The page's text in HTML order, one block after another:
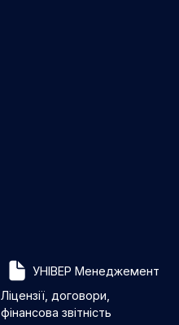
УНІВЕР Менеджемент
Ліцензії, договори,
фінансова звітність